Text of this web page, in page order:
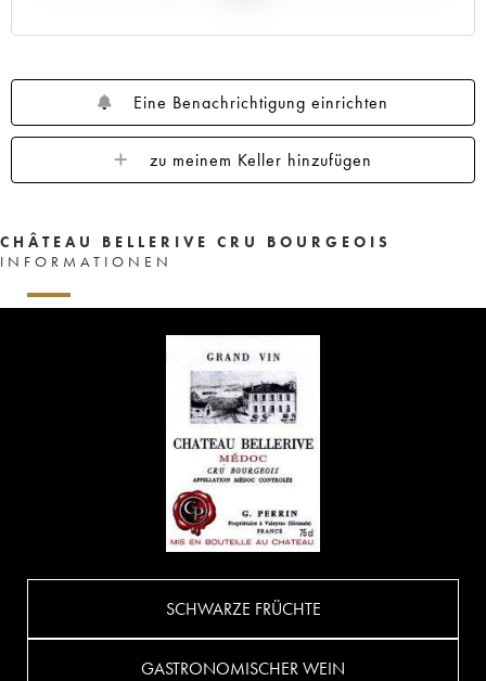
Eine Benachrichtigung einrichten
zu meinem Keller hinzufügen
CHÂTEAU BELLERIVE CRU BOURGEOIS
INFORMATIONEN
SCHWARZE FRÜCHTE
GASTRONOMISCHER WEIN